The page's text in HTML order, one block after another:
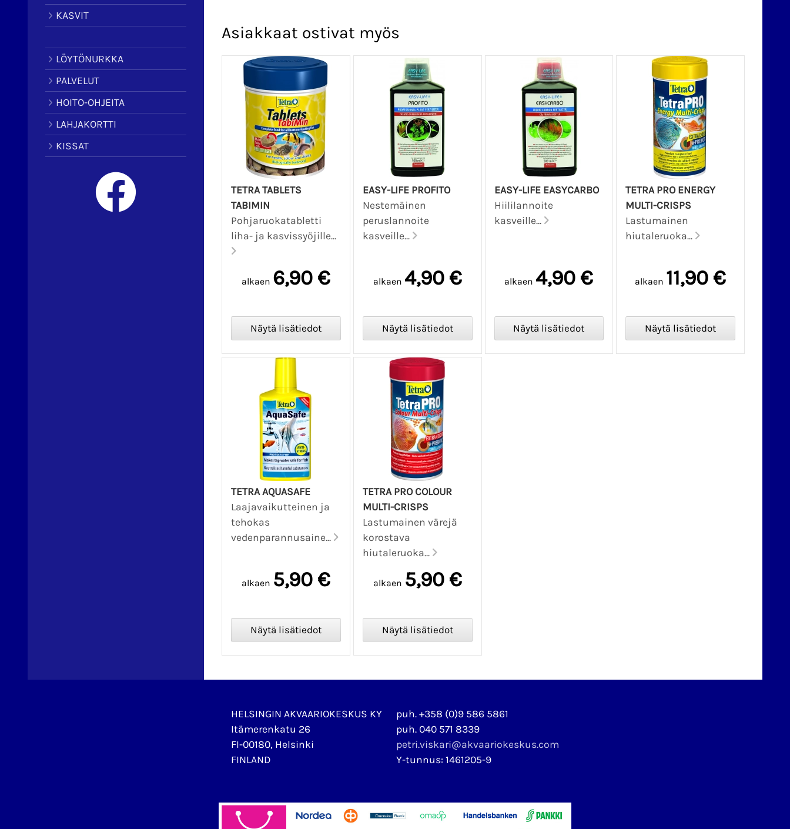
KASVIT
LÖYTÖNURKKA
PALVELUT
HOITO-OHJEITA
LAHJAKORTTI
KISSAT
Asiakkaat ostivat myös
TETRA TABLETS
TABIMIN
Pohjaruokatabletti
liha- ja kasvissyöjille...
alkaen 6,90 €
EASY-LIFE PROFITO
Nestemäinen
peruslannoite
kasveille...
alkaen 4,90 €
EASY-LIFE EASYCARBO
Hiililannoite
kasveille...
alkaen 4,90 €
TETRA PRO ENERGY
MULTI-CRISPS
Lastumainen
hiutaleruoka...
alkaen 11,90 €
TETRA AQUASAFE
Laajavaikutteinen ja
tehokas
vedenparannusaine...
alkaen 5,90 €
TETRA PRO COLOUR
MULTI-CRISPS
Lastumainen värejä
korostava
hiutaleruoka...
alkaen 5,90 €
HELSINGIN AKVAARIOKESKUS KY
Itämerenkatu 26
FI-00180, Helsinki
FINLAND
puh. +358 (0)9 586 5861
puh. 040 571 8339
petri.viskari@akvaariokeskus.com
Y-tunnus: 1461205-9